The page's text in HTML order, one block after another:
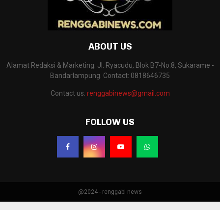
ABOUT US
Alamat Redaksi & Marketing: Jl. Ryacudu, Blok B7-No.8, Sukarame -
Bandarlampung. Contact: 0818646735
Contact us: renggabinews@gmail.com
FOLLOW US
@2024 - renggabi news